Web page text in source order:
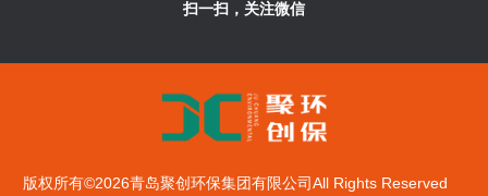
扫一扫，关注微信
版权所有©2026青岛聚创环保集团有限公司All Rights Reserved